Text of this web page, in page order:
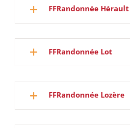
FFRandonnée Hérault
FFRandonnée Lot
FFRandonnée Lozère